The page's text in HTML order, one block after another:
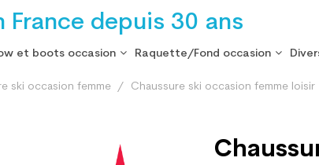
France depuis 30 ans
et boots occasion Raquette/Fond occasion
ski occasion femme Chaussure ski occasion femme loisir